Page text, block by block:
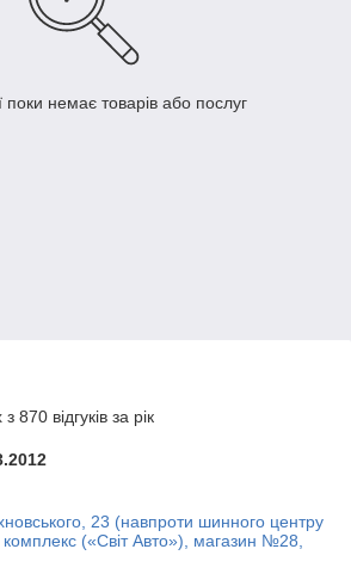
поки немає товарів або послуг
870 відгуків за рік
23 (навпроти шинного центру
комплекс («Світ Авто»), магазин №28,